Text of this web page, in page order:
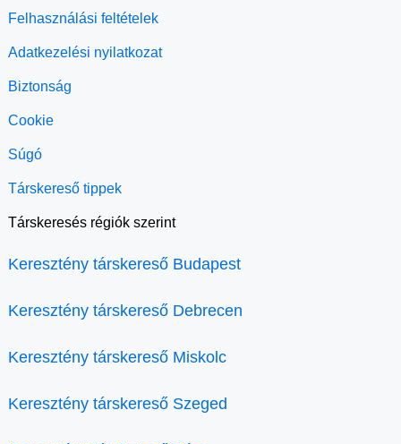
Felhasználási feltételek
Adatkezelési nyilatkozat
Biztonság
Cookie
Súgó
Társkereső tippek
Társkeresés régiók szerint
Keresztény társkereső Budapest
Keresztény társkereső Debrecen
Keresztény társkereső Miskolc
Keresztény társkereső Szeged